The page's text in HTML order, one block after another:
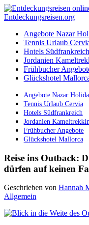
Angebote Nazar
Tennis Urlaub
Hotels Südfrankreich
Jordanien
Frühbucher
Glückshotel
Angebote Nazar
Tennis Urlaub Cervia
Hotels Südfrankreich
Jordanien
Frühbucher Angebote
Glückshotel Mallorca
Reise ins Outback:
dürfen auf keinen
Geschrieben von Hannah
Allgemein